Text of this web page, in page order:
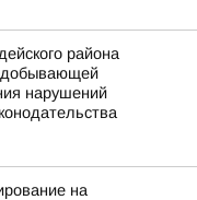
района
нарушений
на